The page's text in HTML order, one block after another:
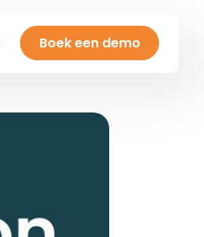
Boek een demo